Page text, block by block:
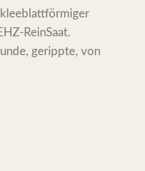
kleeblattförmiger
ReinSaat.
gerippte, von